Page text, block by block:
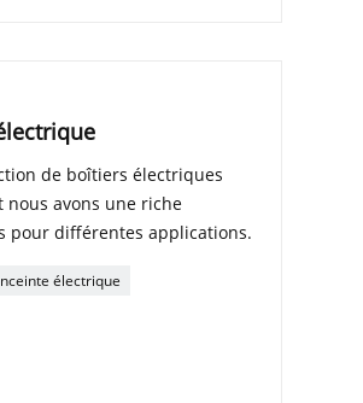
de boîtiers électriques
avons une riche
pour différentes applications.
électrique